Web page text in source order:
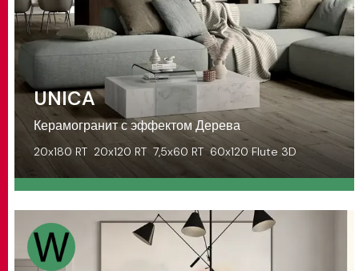
UNICA
Керамогранит с эффектом Дерева
20x180 RT 20x120 RT 7,5x60 RT 60x120 Flute 3D